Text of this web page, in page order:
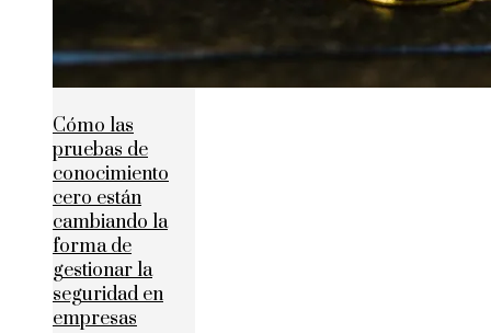
Cómo las
pruebas de
conocimiento
cero están
cambiando la
forma de
gestionar la
seguridad en
empresas